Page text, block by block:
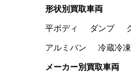
形状別買取車両
平ボディ ダンプ
アルミバン 冷蔵冷
メーカー別買取車両